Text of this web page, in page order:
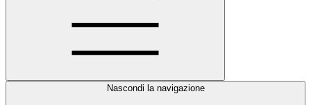
Nascondi la navigazione